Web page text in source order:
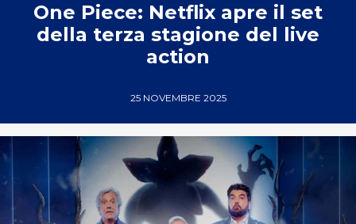
One Piece: Netflix apre il set
della terza stagione del live
action
25 NOVEMBRE 2025